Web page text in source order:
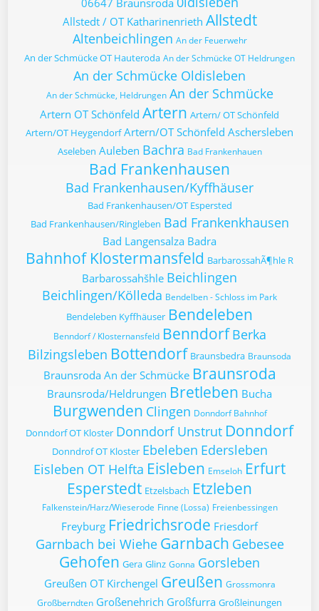
06647 Braunsroda
Allstedt / OT Katharinenrieth Allstedt
Altenbeichlingen An der Feuerwehr
An der Schmücke OT Hauteroda An der Schmücke OT Heldrungen
An der Schmücke Oldisleben
An der Schmücke, Heldrungen An der Schmücke
Artern OT Schönfeld Artern Artern/ OT Schönfeld
Artern/OT Heygendorf Artern/OT Schönfeld Aschersleben
Aseleben Auleben Bachra Bad Frankenhauen
Bad Frankenhausen
Bad Frankenhausen/Kyffhäuser
Bad Frankenhausen/OT Espersted
Bad Frankenhausen/Ringleben Bad Frankenkhausen
Bad Langensalza Badra
Bahnhof Klostermansfeld BarbarossahÃ¶hle R
Barbarossahšhle Beichlingen
Beichlingen/Kölleda Bendelben - Schloss im Park
Bendeleben Kyffhäuser Bendeleben
Benndorf / Klosternansfeld Benndorf Berka
Bilzingsleben Bottendorf Braunsbedra Braunsoda
Braunsroda An der Schmücke Braunsroda
Braunsroda/Heldrungen Bretleben Bucha
Burgwenden Clingen Donndorf Bahnhof
Donndorf OT Kloster Donndorf Unstrut Donndorf
Donndrof OT Kloster Ebeleben Edersleben
Eisleben OT Helfta Eisleben Emseloh Erfurt
Esperstedt Etzelsbach Etzleben
Falkenstein/Harz/Wieserode Finne (Lossa) Freienbessingen
Freyburg Friedrichsrode Friesdorf
Garnbach bei Wiehe Garnbach Gebesee
Gehofen Gera Glinz Gonna Gorsleben
Greußen OT Kirchengel Greußen Grossmonra
Großberndten Großenehrich Großfurra Großleinungen